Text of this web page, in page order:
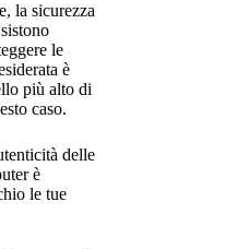
la sicurezza
le
è
più alto di
caso.
delle
è
le tue